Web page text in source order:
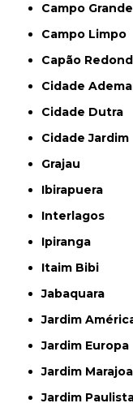
Campo Grande
Campo Limpo
Capão
Cidade
Cidade Dutra
Cidade Jardim
Grajau
Ibirapuera
Interlagos
Ipiranga
Itaim Bibi
Jabaquara
Jardim
Jardim Europa
Jardim
Jardim